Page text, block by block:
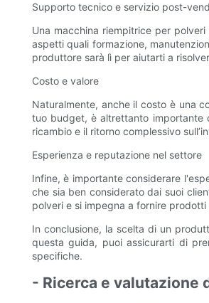
Supporto tecnico e servizio post-
Una macchina riempitrice per
aspetti quali formazione,
produttore sarà lì per aiutarti a
Costo e valore
Naturalmente, anche il costo è una
tuo budget, è altrettanto importante
ricambio e il ritorno complessivo
Esperienza e reputazione nel settore
Infine, è importante considerare
che sia ben considerato dai suoi
polveri e si impegna a fornire
In conclusione, la scelta di un
questa guida, puoi assicurarti di
specifiche.
- Ricerca e valutazione